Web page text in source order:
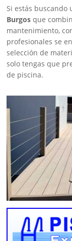
Si estás buscando
Burgos que
mantenimiento,
profesionales se
selección de
solo tengas que
de piscina.